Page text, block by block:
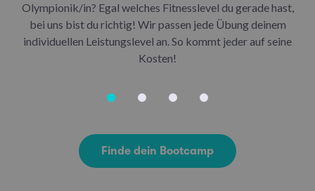
Olympionik/in? Egal welches Fitnesslevel du gerade hast,
bei uns bist du richtig! Wir passen jede Übung deinem
individuellen Leistungslevel an. So kommt jeder auf seine
Kosten!
Finde dein Bootcamp